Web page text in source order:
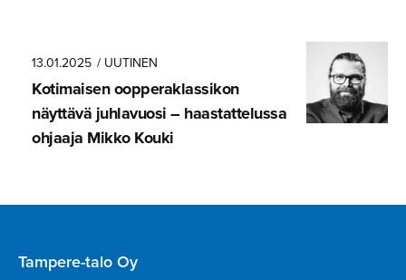
13.01.2025 / UUTINEN
Kotimaisen oopperak­las­sikon
näyttävä juhlavuosi – haastatte­lussa
ohjaaja Mikko Kouki
Tampere-talo Oy